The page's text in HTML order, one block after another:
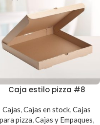
Caja estilo pizza #8
Cajas,Cajas en stock,Cajas
para pizza,Cajas y Empaques,